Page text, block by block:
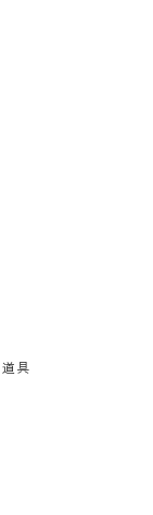
具